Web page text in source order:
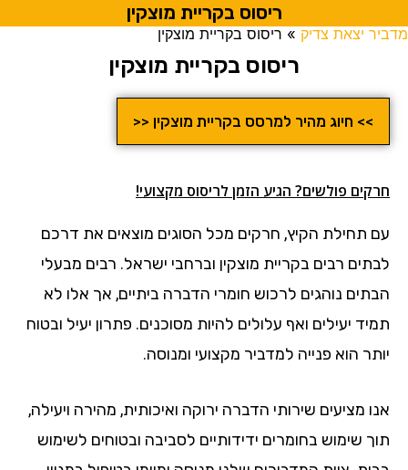
ריסוס בקריית מוצקין
מדביר יצאת צדיק » ריסוס בקריית מוצקין
ריסוס בקריית מוצקין
>> חיוג מהיר למרסס בקריית מוצקין <<
חרקים פולשים? הגיע הזמן לריסוס מקצועי!
עם תחילת הקיץ, חרקים מכל הסוגים מוצאים את דרכם
לבתים רבים בקריית מוצקין וברחבי ישראל. רבים מבעלי
הבתים נוהגים לרכוש חומרי הדברה ביתיים, אך אלו לא
תמיד יעילים ואף עלולים להיות מסוכנים. פתרון יעיל ובטוח
יותר הוא פנייה למדביר מקצועי ומנוסה.
אנו מציעים שירותי הדברה ירוקה ואיכותית, מהירה ויעילה,
תוך שימוש בחומרים ידידותיים לסביבה ובטוחים לשימוש